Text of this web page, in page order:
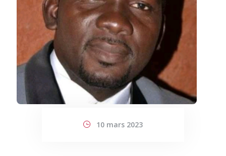
10 mars 2023